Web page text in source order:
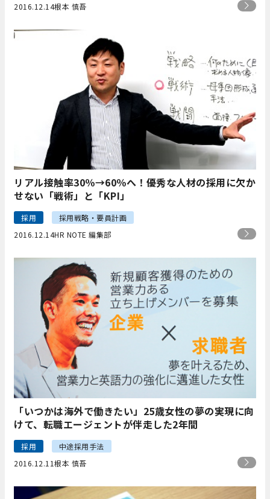
2016.12.14根本 慎吾
リアル接触率30％→60％へ！優秀な人材の採用に欠か
せない「戦術」と「KPI」
採用
採用戦略・要員計画
2016.12.14HR NOTE 編集部
「いつかは海外で働きたい」25歳女性の夢の実現に向
けて、転職エージェントが伴走した2年間
採用
中途採用手法
2016.12.11根本 慎吾